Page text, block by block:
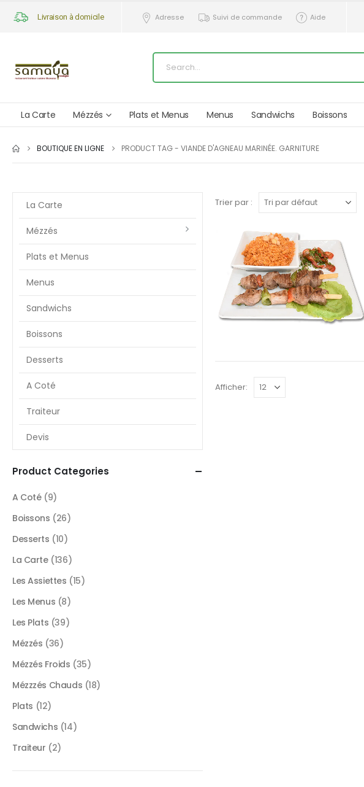
Livraison à domicile Adresse Suivi de commande Aide
La Carte Mézzés Plats et Menus Menus Sandwichs Boissons
BOUTIQUE EN LIGNE PRODUCT TAG - VIANDE D'AGNEAU MARINÉE. GARNITURE
Trier par :
Afficher:
La Carte
Mézzés
Plats et Menus
Menus
Sandwichs
Boissons
Desserts
A Coté
Traiteur
Devis
Product Categories
A Coté (9)
Boissons (26)
Desserts (10)
La Carte (136)
Les Assiettes (15)
Les Menus (8)
Les Plats (39)
Mézzés (36)
Mézzés Froids (35)
Mézzzés Chauds (18)
Plats (12)
Sandwichs (14)
Traiteur (2)